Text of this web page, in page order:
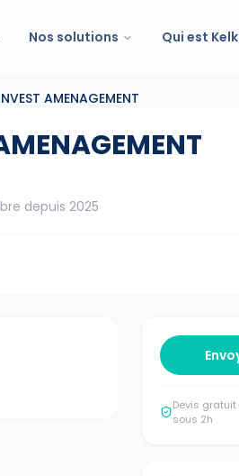
Nos solutions Qui est
AMENAGEMENT
depuis 2025
Devis gratuit
sous 2h